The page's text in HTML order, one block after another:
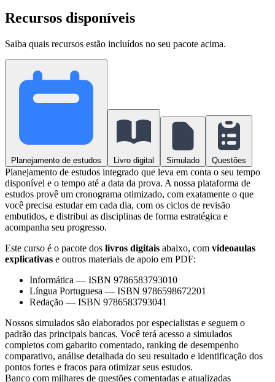
Recursos disponíveis
Saiba quais recursos estão incluídos no seu pacote acima.
Planejamento de estudos Livro digital Simulado Questões
Planejamento de estudos integrado que leva em conta o seu tempo
disponível e o tempo até a data da prova. A nossa plataforma de
estudos provê um cronograma otimizado, com exatamente o que
você precisa estudar em cada dia, com os ciclos de revisão
embutidos, e distribui as disciplinas de forma estratégica e
acompanha seu progresso.
Este curso é o pacote dos livros digitais abaixo, com videoaulas
explicativas e outros materiais de apoio em PDF:
Informática — ISBN 9786583793010
Língua Portuguesa — ISBN 9786598672201
Redação — ISBN 9786583793041
Nossos simulados são elaborados por especialistas e seguem o
padrão das principais bancas. Você terá acesso a simulados
completos com gabarito comentado, ranking de desempenho
comparativo, análise detalhada do seu resultado e identificação dos
pontos fortes e fracos para otimizar seus estudos.
Banco com milhares de questões comentadas e atualizadas